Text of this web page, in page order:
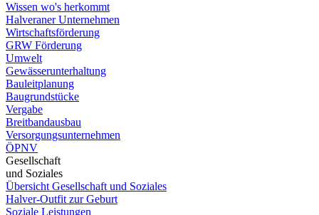
Wissen wo's herkommt
Halveraner Unternehmen
Wirtschaftsförderung
GRW Förderung
Umwelt
Gewässerunterhaltung
Bauleitplanung
Baugrundstücke
Vergabe
Breitbandausbau
Versorgungsunternehmen
ÖPNV
Gesellschaft
und Soziales
Übersicht Gesellschaft und Soziales
Halver-Outfit zur Geburt
Soziale Leistungen